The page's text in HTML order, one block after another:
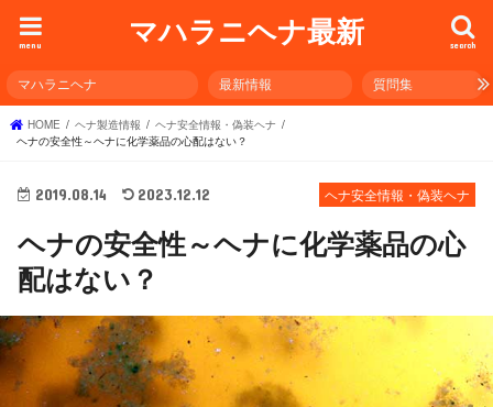
マハラニヘナ最新 search
menu
マハラニヘナ 最新情報 質問集
HOME ヘナ製造情報
ヘナ安全情報・偽装ヘナ
ヘナの安全性～ヘナに化学薬品の心配はない？
ヘナ安全情報・偽装ヘナ
2019.08.14 2023.12.12
ヘナの安全性～ヘナに化学薬品の心
配はない？